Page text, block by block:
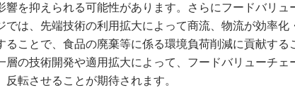
響を抑えられる可能性があります。さらにフードバリュ
では、先端技術の利用拡大によって商流、物流が効率化
ることで、食品の廃棄等に係る環境負荷削減に貢献する
層の技術開発や適用拡大によって、フードバリューチェ
転させることが期待されます。